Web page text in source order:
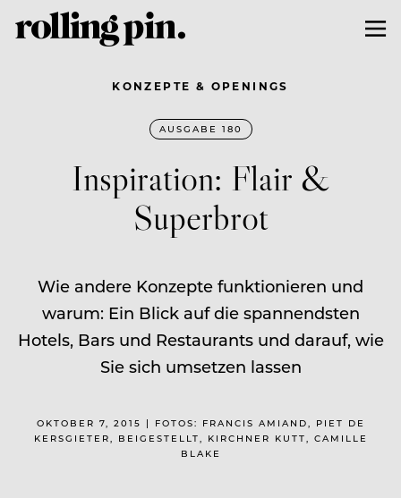
KONZEPTE & OPENINGS
AUSGABE 180
Inspiration: Flair &
Superbrot
Wie andere Konzepte funktionieren und
warum: Ein Blick auf die spannendsten
Hotels, Bars und Restaurants und darauf, wie
Sie sich umsetzen lassen
OKTOBER 7, 2015 | FOTOS: FRANCIS AMIAND, PIET DE
KERSGIETER, BEIGESTELLT, KIRCHNER KUTT, CAMILLE
BLAKE